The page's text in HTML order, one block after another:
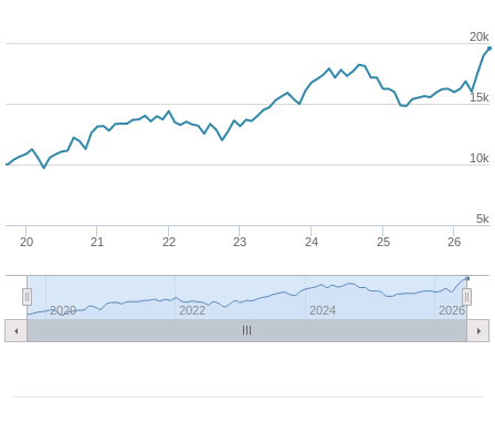
20 21 22 23 24 25 26
2020 2022 2024 2026
5k
10k
15k
20k